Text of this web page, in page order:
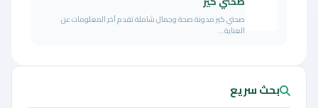
صحتي كير مدونة صحة وجمال شاملة تقدم آخر المعلومات عن
العناية...
بحث سريع